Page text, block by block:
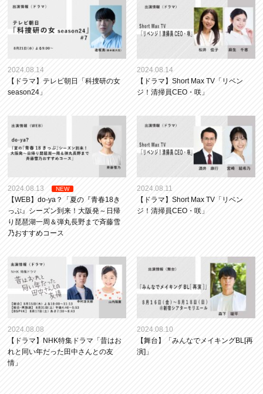
2024.08.14
【ドラマ】テレビ朝日「科捜研の女
season24」
2024.08.14
【ドラマ】Short Max TV「リベン
ジ！清掃員CEO・咲」
2024.08.13 NEW
【WEB】do-ya？「夏の『青春18き
っぷ』シーズン到来！大阪発～日帰
り琵琶湖一周＆弾丸長野まで斉藤雪
乃おすすめコース
2024.08.11
【ドラマ】Short Max TV「リベン
ジ！清掃員CEO・咲」
2024.08.08
【ドラマ】NHK特集ドラマ「昔はお
れと同い年だった田中さんとの友
情」
2024.08.10
【舞台】「みんなでメイキングBL[再
演]」